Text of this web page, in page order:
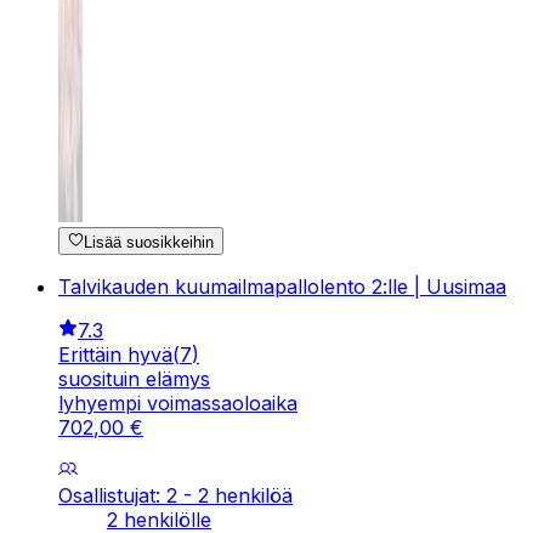
Lisää suosikkeihin
Talvikauden kuumailmapallolento 2:lle | Uusimaa
7.3
Erittäin hyvä(7)
suosituin elämys
lyhyempi voimassaoloaika
702,00 €
Osallistujat: 2 - 2 henkilöä
2 henkilölle